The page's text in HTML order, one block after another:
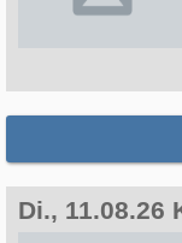
Di., 11.08.26